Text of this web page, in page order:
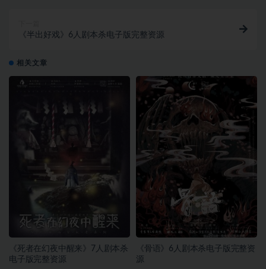
《半出好戏》6人剧本杀电子版完整资源
相关文章
《死者在幻夜中醒来》7人剧本杀
电子版完整资源
《骨语》6人剧本杀电子版完整资
源